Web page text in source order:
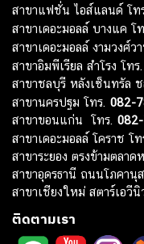
สาขาแฟชั่น ไอส์แลนด์ โท
สาขาเดอะมอลล์ บางแค โท
สาขาเดอะมอลล์ งามวงศ์ว
สาขาอิมพีเรียล สำโรง โทร.
สาขาชลบุรี หลังเซ็นทรัล ช
สาขานครปฐม โทร. 082-
สาขาขอนแก่น โทร.
สาขาเดอะมอลล์ โคราช โท
สาขาระยอง ตรงข้ามตลาด
สาขาอุดรธานี ถนนโภคานุ
สาขาเชียงใหม่ สตาร์เอวีนิ
ติดตามเรา